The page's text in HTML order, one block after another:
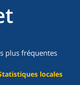
plus fréquentes
locales